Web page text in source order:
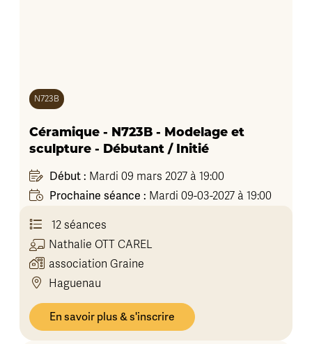
N723B
Céramique - N723B - Modelage et
sculpture - Débutant / Initié
Début : Mardi 09 mars 2027 à 19:00
Prochaine séance : Mardi 09-03-2027 à 19:00
12 séances
Nathalie OTT CAREL
association Graine
Haguenau
En savoir plus & s'inscrire